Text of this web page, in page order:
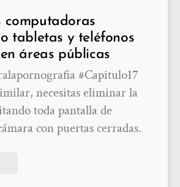
computadoras
tabletas y teléfonos
áreas públicas
#Capitulo17
necesitas eliminar la
toda pantalla de
con puertas cerradas.